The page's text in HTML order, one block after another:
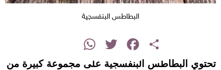
البطاطس البنفسجية
Share
Facebook
Twitter
WhatsApp
تحتوي البطاطس البنفسجية على مجموعة كبيرة من